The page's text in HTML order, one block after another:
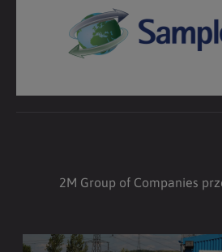
2M Group of Companies